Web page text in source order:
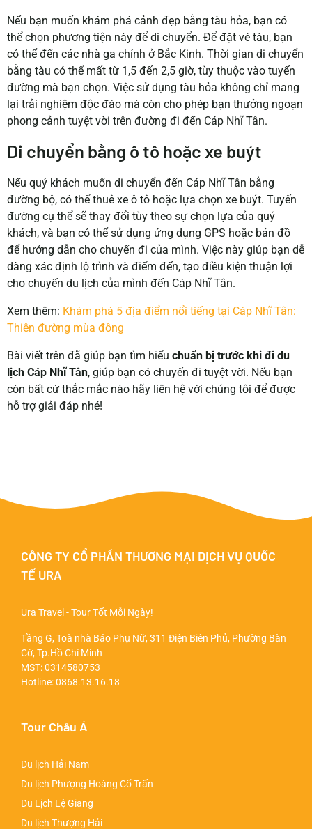
Nếu bạn muốn khám phá cảnh đẹp bằng tàu hỏa, bạn có
thể chọn phương tiện này để di chuyển. Để đặt vé tàu, bạn
có thể đến các nhà ga chính ở Bắc Kinh. Thời gian di chuyển
bằng tàu có thể mất từ 1,5 đến 2,5 giờ, tùy thuộc vào tuyến
đường mà bạn chọn. Việc sử dụng tàu hỏa không chỉ mang
lại trải nghiệm độc đáo mà còn cho phép bạn thưởng ngoạn
phong cảnh tuyệt vời trên đường đi đến Cáp Nhĩ Tân.
Di chuyển bằng ô tô hoặc xe buýt
Nếu quý khách muốn di chuyển đến Cáp Nhĩ Tân bằng
đường bộ, có thể thuê xe ô tô hoặc lựa chọn xe buýt. Tuyến
đường cụ thể sẽ thay đổi tùy theo sự chọn lựa của quý
khách, và bạn có thể sử dụng ứng dụng GPS hoặc bản đồ
để hướng dẫn cho chuyến đi của mình. Việc này giúp bạn dễ
dàng xác định lộ trình và điểm đến, tạo điều kiện thuận lợi
cho chuyến du lịch của mình đến Cáp Nhĩ Tân.
Xem thêm: Khám phá 5 địa điểm nổi tiếng tại Cáp Nhĩ Tân:
Thiên đường mùa đông
Bài viết trên đã giúp bạn tìm hiểu chuẩn bị trước khi đi du
lịch Cáp Nhĩ Tân, giúp bạn có chuyến đi tuyệt vời. Nếu bạn
còn bất cứ thắc mắc nào hãy liên hệ với chúng tôi để được
hỗ trợ giải đáp nhé!
CÔNG TY CỔ PHẦN THƯƠNG MẠI DỊCH VỤ QUỐC
TẾ URA
Ura Travel - Tour Tốt Mỗi Ngày!
Tầng G, Toà nhà Báo Phụ Nữ, 311 Điện Biên Phủ, Phường Bàn
Cờ, Tp.Hồ Chí Minh
MST: 0314580753
Hotline:0868.13.16.18
Tour Châu Á
Du lịch Hải Nam
Du lịch Phượng Hoàng Cổ Trấn
Du Lịch Lệ Giang
Du lịch Thượng Hải